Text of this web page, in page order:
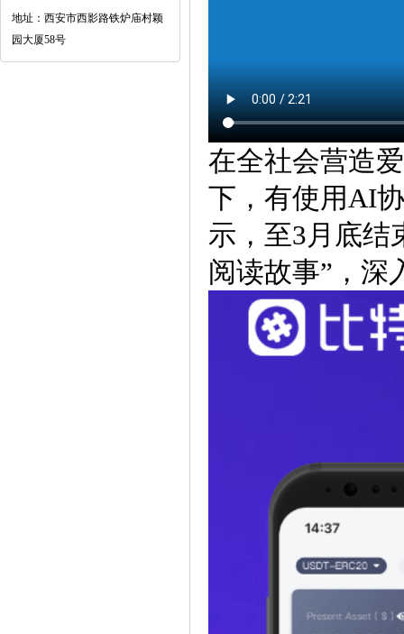
地址：西安市西影路铁炉庙村颖
园大厦58号
在全社会营造
下，有使用AI
示，至3月底结
阅读故事”，深